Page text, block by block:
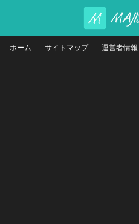
ホーム サイトマップ 運営者情報